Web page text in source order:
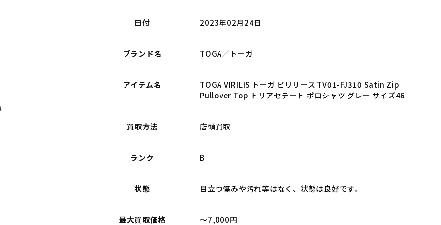
日付 2023年02月24日
ブランド名 TOGA／トーガ
アイテム名
TOGA VIRILIS トーガ ビリリース TV01-FJ310 Satin Zip
Pullover Top トリアセテート ポロシャツ グレー サイズ46
買取方法 店頭買取
ランク B
状態 目立つ傷みや汚れ等はなく、状態は良好です。
最大買取価格 ～7,000円